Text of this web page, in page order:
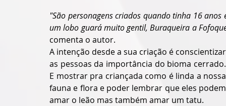
"São personagens criados quando tinha 16
um lobo guará muito gentil, Buraqueira a
comenta o autor.
A intenção desde a sua criação é conscientizar
as pessoas da importância do bioma cerrado.
E mostrar pra criançada como é linda a nossa
fauna e flora e poder lembrar que eles podem
amar o leão mas também amar um tatu.